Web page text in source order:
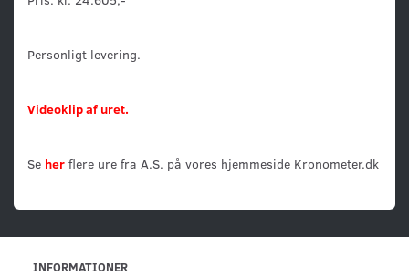
Personligt levering.
Videoklip af uret.
Se her flere ure fra A.S. på vores hjemmeside Kronometer.dk
INFORMATIONER